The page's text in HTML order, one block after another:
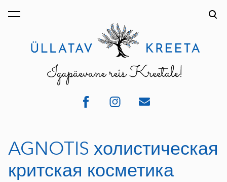
был добавлен в
AGNOTIS холистическая
критская косметика